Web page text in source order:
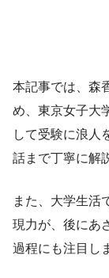
本記事では、森
め、東京女子大
して受験に浪人
話まで丁寧に解
また、大学生活
現力が、後にあ
過程にも注目し